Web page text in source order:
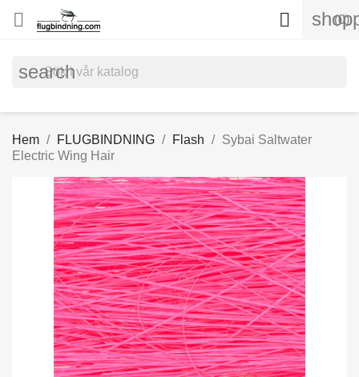
 (0)

search
Hem FLUGBINDNING Flash
Sybai Saltwater
Electric Wing Hair